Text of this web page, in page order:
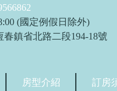
(國定例假日除外)
鎮省北路二段194-18號
房型介紹 訂房